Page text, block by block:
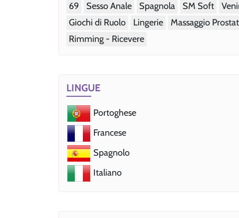
69 Sesso Anale Spagnola SM Soft
Giochi di Ruolo
Lingerie Massaggio
Rimming - Ricevere
LINGUE
Portoghese
Francese
Spagnolo
Italiano